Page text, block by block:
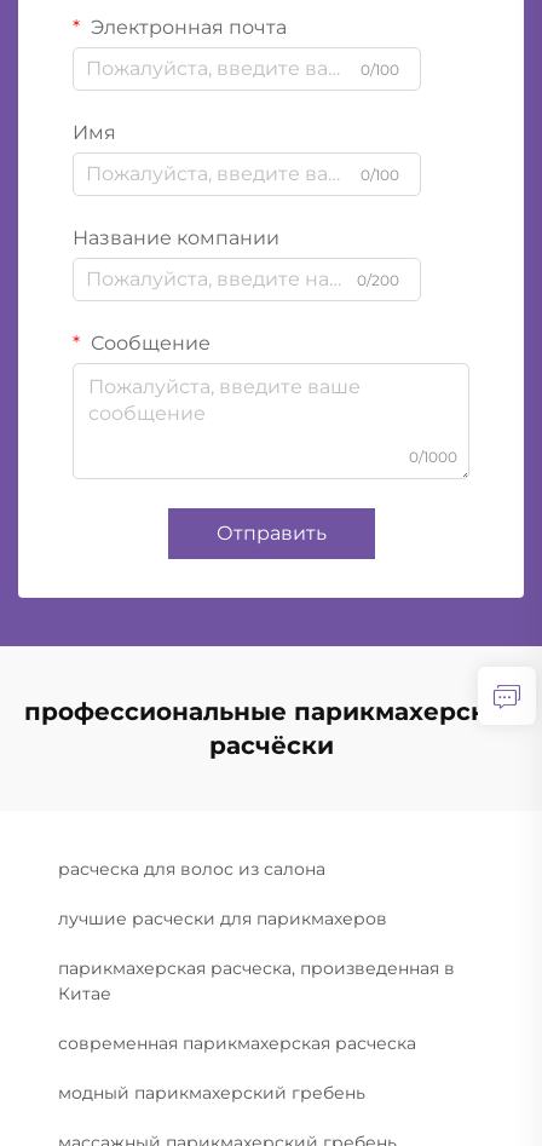
Электронная почта
0/100
Имя
0/100
Название компании
0/200
Сообщение
0/1000
Отправить
профессиональные парикмахерские
расчёски
расческа для волос из салона
лучшие расчески для парикмахеров
парикмахерская расческа, произведенная в
Китае
современная парикмахерская расческа
модный парикмахерский гребень